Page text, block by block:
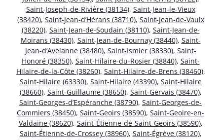
Saint-Joseph-de-Rivière (38134), Saint-Jean-le-Vieux
(38420), Saint-Jean-d’Hérans (38710), Saint-Jean-de-Vaulx
(38220), Saint-Jean-de-Soudain (38110), Saint-Jean-de-
Moirans (38430), Saint-Jean-de-Bournay (38440), Saint-
Jean-d’Avelanne (38480), Saint-Ismier (38330), Saint-
Honoré (38350), Saint-Hilaire-du-Rosier (38840), Saint-
Hilaire-de-la-Côte (38260), Saint-Hilaire-de-Brens (38460),
Saint-Hilaire (63330), Saint-Hilaire (43390), Saint-Hilaire
(38660), Saint-Guillaume (38650), Saint-Gervais (38470),
Saint-Georges-d’Espéranche (38790), Saint-Georges-de-
Commiers (38450), Saint-Geoirs (38590), Saint-Geoire-en-
Valdaine (38620), Saint-Étienne-de-Saint-Geoirs (38590),
Saint-Étienne-de-Crossey (38960), Saint-Égrève (38120),